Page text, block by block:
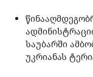
საუბარში
უკრიანას